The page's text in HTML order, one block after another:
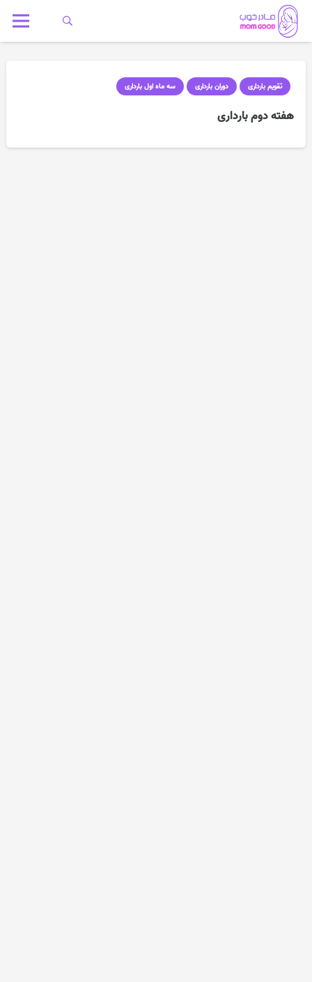
تقویم بارداری دوران بارداری سه ماه اول بارداری
هفته دوم بارداری